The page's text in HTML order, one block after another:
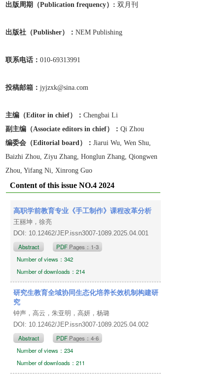
出版周期（Publication frequency）:双月刊
出版社 （Publisher）：NEM Publishing
联系电话：010-69313991
投稿邮箱：jyjzxk@sina.com
主编（Editor in chief）：Chengbai Li
副主编 （Associate editors in chief） ：Qi Zhou
编委会（Editorial board）：Jiarui Wu, Wen Shu,
Baizhi Zhou, Ziyu Zhang, Honglun Zhang, Qiongwen
Zhou, Yifang Ni, Xinrong Guo
Content of this issue NO.4 2024
高职学前教育专业《手工制作》课程改革分析
王丽坤，徐亮
DOI: 10.12462/JEP.issn3007-1089.2025.04.001
Abstract PDF Pages：1-3
Number of views：342
Number of downloads：214
研究生教育全域协同生态化培养长效机制构建研
究
钟声，高云，朱亚明，高妍，杨璐
DOI: 10.12462/JEP.issn3007-1089.2025.04.002
Abstract PDF Pages：4-6
Number of views：234
Number of downloads：211